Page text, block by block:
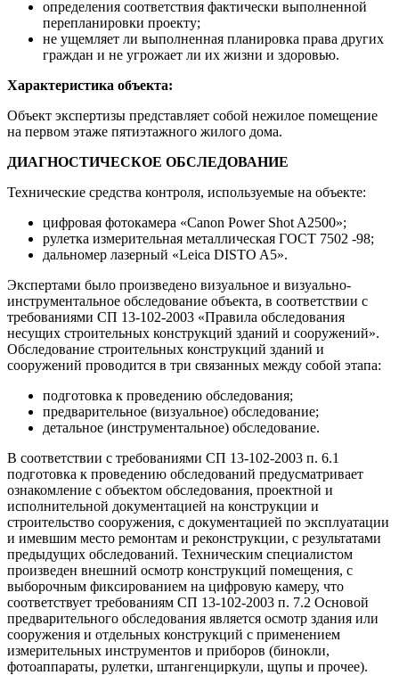
определения соответствия фактически выполненной
перепланировки проекту;
не ущемляет ли выполненная планировка права других
граждан и не угрожает ли их жизни и здоровью.
Характеристика объекта:
Объект экспертизы представляет собой нежилое помещение
на первом этаже пятиэтажного жилого дома.
ДИАГНОСТИЧЕСКОЕ ОБСЛЕДОВАНИЕ
Технические средства контроля, используемые на объекте:
цифровая фотокамера «Canon Power Shot A2500»;
рулетка измерительная металлическая ГОСТ 7502 -98;
дальномер лазерный «Leica DISTO A5».
Экспертами было произведено визуальное и визуально-
инструментальное обследование объекта, в соответствии с
требованиями СП 13-102-2003 «Правила обследования
несущих строительных конструкций зданий и сооружений».
Обследование строительных конструкций зданий и
сооружений проводится в три связанных между собой этапа:
подготовка к проведению обследования;
предварительное (визуальное) обследование;
детальное (инструментальное) обследование.
В соответствии с требованиями СП 13-102-2003 п. 6.1
подготовка к проведению обследований предусматривает
ознакомление с объектом обследования, проектной и
исполнительной документацией на конструкции и
строительство сооружения, с документацией по эксплуатации
и имевшим место ремонтам и реконструкции, с результатами
предыдущих обследований. Техническим специалистом
произведен внешний осмотр конструкций помещения, с
выборочным фиксированием на цифровую камеру, что
соответствует требованиям СП 13-102-2003 п. 7.2 Основой
предварительного обследования является осмотр здания или
сооружения и отдельных конструкций с применением
измерительных инструментов и приборов (бинокли,
фотоаппараты, рулетки, штангенциркули, щупы и прочее).